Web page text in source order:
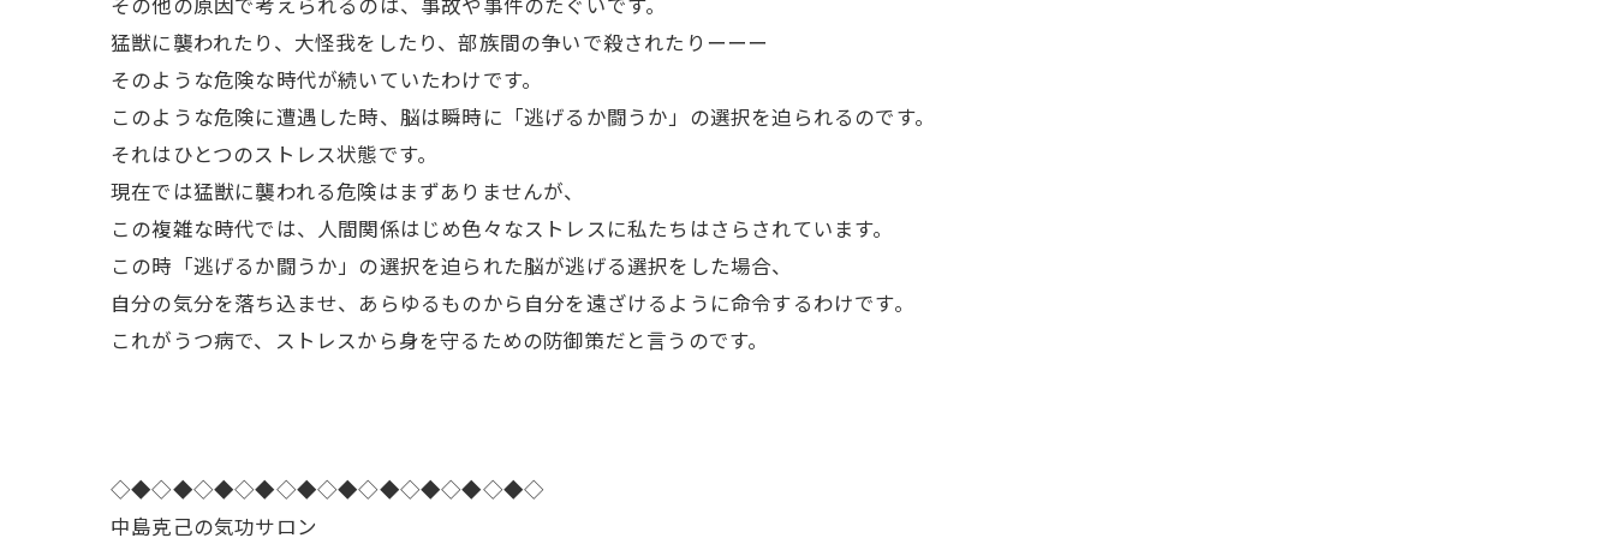
猛獣に襲われたり、大怪我をしたり、部族間の争いで殺されたりーーー
そのような危険な時代が続いていたわけです。
このような危険に遭遇した時、脳は瞬時に「逃げるか闘うか」の選択を迫られるのです。
それはひとつのストレス状態です。
現在では猛獣に襲われる危険はまずありませんが、
この複雑な時代では、人間関係はじめ色々なストレスに私たちはさらされています。
この時「逃げるか闘うか」の選択を迫られた脳が逃げる選択をした場合、
自分の気分を落ち込ませ、あらゆるものから自分を遠ざけるように命令するわけです。
これがうつ病で、ストレスから身を守るための防御策だと言うのです。
◇◆◇◆◇◆◇◆◇◆◇◆◇◆◇◆◇◆◇◆◇
中島克己の気功サロン